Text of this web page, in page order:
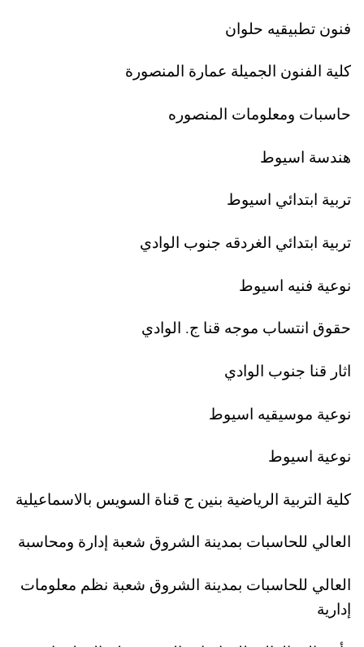
فنون تطبيقيه حلوان
كلية الفنون الجميلة عمارة المنصورة
حاسبات ومعلومات المنصوره
هندسة اسيوط
تربية ابتدائي اسيوط
تربية ابتدائي الغردقه جنوب الوادي
نوعية فنيه اسيوط
حقوق انتساب موجه قنا ج. الوادي
اثار قنا جنوب الوادي
نوعية موسيقيه اسيوط
نوعية اسيوط
كلية التربية الرياضية بنين ج قناة السويس بالاسماعيلية
العالي للحاسبات بمدينة الشروق شعبة إدارة ومحاسبة
العالي للحاسبات بمدينة الشروق شعبة نظم معلومات
إدارية